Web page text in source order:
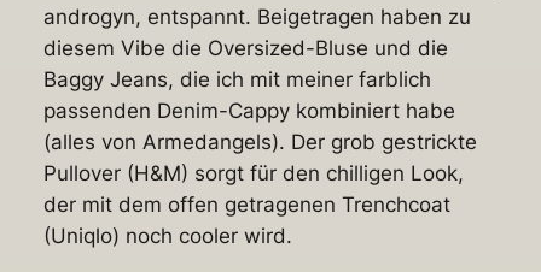
androgyn, entspannt. Beigetragen haben zu
diesem Vibe die Oversized-Bluse und die
Baggy Jeans, die ich mit meiner farblich
passenden Denim-Cappy kombiniert habe
(alles von Armedangels). Der grob gestrickte
Pullover (H&M) sorgt für den chilligen Look,
der mit dem offen getragenen Trenchcoat
(Uniqlo) noch cooler wird.